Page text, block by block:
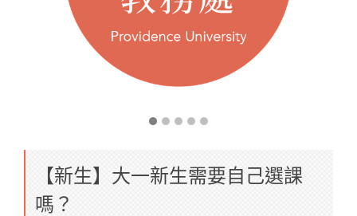
【新生】大一新生需要自己選課
嗎？